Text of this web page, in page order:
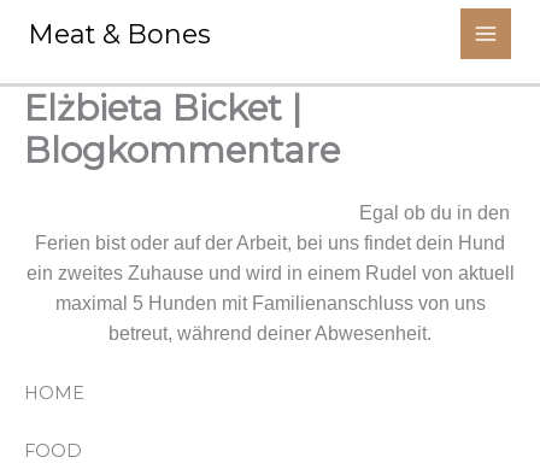
Meat & Bones
Elżbieta Bicket |
Blogkommentare
Egal ob du in den
Ferien bist oder auf der Arbeit, bei uns findet dein Hund
ein zweites Zuhause und wird in einem Rudel von aktuell
maximal 5 Hunden mit Familienanschluss von uns
betreut, während deiner Abwesenheit.
HOME
FOOD